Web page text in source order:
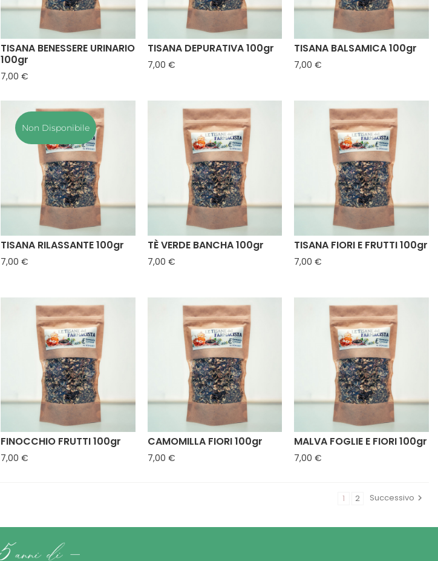
TISANA BENESSERE URINARIO
100gr
7,00 €
TISANA DEPURATIVA 100gr
7,00 €Prezzo
TISANA BALSAMICA 100gr
7,00 €
Non Disponibile
TISANA RILASSANTE 100gr
7,00 €
TÈ VERDE BANCHA 100gr
7,00 €Prezzo
TISANA FIORI E FRUTTI 100gr
7,00 €
FINOCCHIO FRUTTI 100gr
7,00 €
CAMOMILLA FIORI 100gr
7,00 €Prezzo
MALVA FOGLIE E FIORI 100gr
7,00 €
1 2 Successivo 